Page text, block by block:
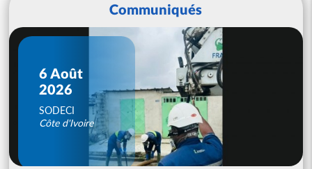
Communiqués
6 Août
2026
SODECI
Côte d'Ivoire